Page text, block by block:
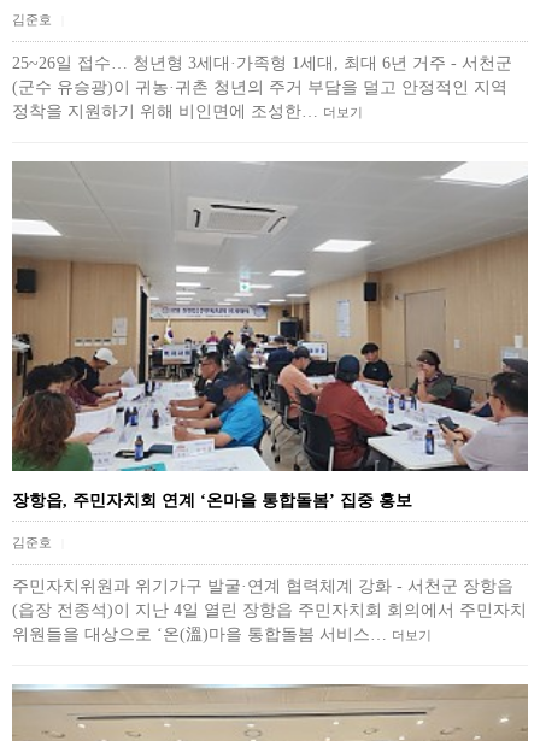
김준호
25~26일 접수… 청년형 3세대·가족형 1세대, 최대 6년 거주 - 서천군
(군수 유승광)이 귀농·귀촌 청년의 주거 부담을 덜고 안정적인 지역
정착을 지원하기 위해 비인면에 조성한… 더보기
장항읍, 주민자치회 연계 ‘온마을 통합돌봄’ 집중 홍보
김준호
주민자치위원과 위기가구 발굴·연계 협력체계 강화 - 서천군 장항읍
(읍장 전종석)이 지난 4일 열린 장항읍 주민자치회 회의에서 주민자치
위원들을 대상으로 ‘온(溫)마을 통합돌봄 서비스…
더보기